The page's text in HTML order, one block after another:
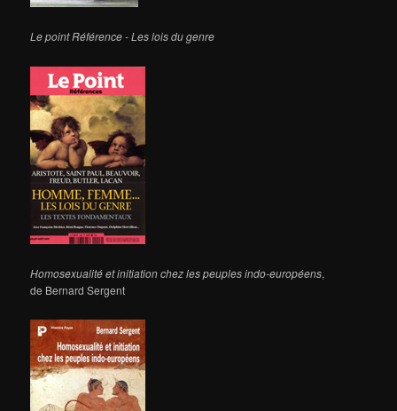
Le point Référence - Les lois du genre
Homosexualité et initiation chez les peuples indo-européens,
de Bernard Sergent